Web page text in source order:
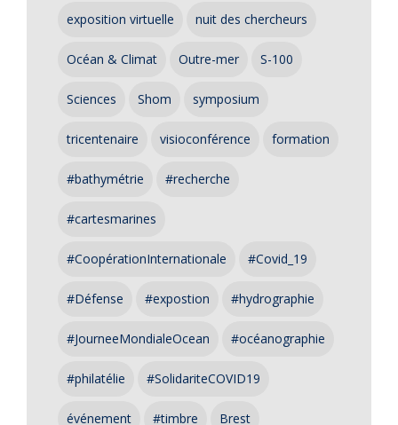
exposition virtuelle nuit des chercheurs
Océan & Climat Outre-mer S-100
Sciences Shom symposium
tricentenaire visioconférence formation
#bathymétrie #recherche
#cartesmarines
#CoopérationInternationale #Covid_19
#Défense #expostion #hydrographie
#JourneeMondialeOcean #océanographie
#philatélie #SolidariteCOVID19
événement #timbre Brest